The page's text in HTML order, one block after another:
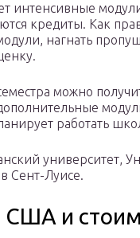
интенсивные
кредиты. Как
нагнать
можно
работать
университет,
Сент-Луисе.
и